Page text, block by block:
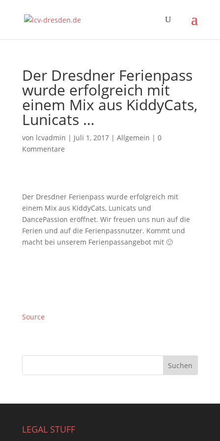
Der Dresdner Ferienpass
wurde erfolgreich mit
einem Mix aus KiddyCats,
Lunicats …
von lcvadmin | Juli 1, 2017| Allgemein | 0
Kommentare
Der Dresdner Ferienpass wurde erfolgreich mit
einem Mix aus KiddyCats, Lunicats und
DancePassion eröffnet. Wir freuen uns nun auf die
Ferien und auf die Ferienpassnutzer. Kommt und
macht bei unserem Ferienpassangebot mit 🙂
Source
LEGAL STUFF